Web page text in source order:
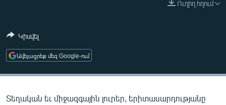
ՄԵԿՆԱԲԱՆՈՒԹՅՈՒՆ
ԿՈՐՈՆԱՎԻՐՈՒՍ
Ուղիղ հղում
Կիսվել
Ավելացրեք մեզ Google-ում
Տեղական եւ միջազգային լուրեր, երիտասարդությանը